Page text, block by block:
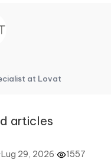
at Lovat
articles
·Lug 29, 2026· 1557